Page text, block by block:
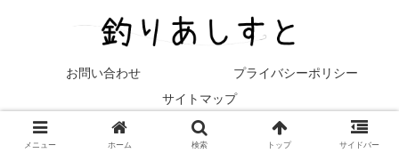
お問い合わせ
プライバシーポリシー
サイトマップ
© 2018-2026 釣りあしすと.
メニュー ホーム 検索 トップ サイドバー